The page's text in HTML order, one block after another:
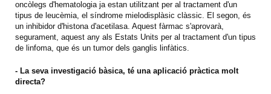
oncòlegs d'hematologia ja estan utilitzant per al tractament d'un
tipus de leucèmia, el síndrome mielodisplàsic clàssic. El segon, és
un inhibidor d'histona d'acetilasa. Aquest fàrmac s'aprovarà,
segurament, aquest any als Estats Units per al tractament d'un tipus
de linfoma, que és un tumor dels ganglis linfàtics.
- La seva investigació bàsica, té una aplicació pràctica molt
directa?